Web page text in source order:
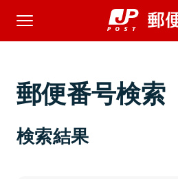
郵便番号検索
検索結果